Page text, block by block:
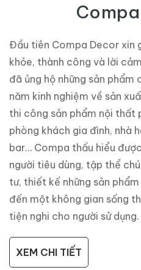
Đầu tiên Compa Decor xin
khỏe, thành công và lời
đã ủng hộ những sản phẩm
năm kinh nghiệm về sản
thi công sản phẩm nội thất
phòng khách gia đình, nhà
bar… Compa thấu hiểu
người tiêu dùng, tập thể
tư, thiết kế những sản
đến một không gian sống
tiện nghi cho người sử dụng.
XEM CHI TIẾT